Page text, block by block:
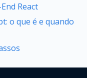
React
o que é e quando